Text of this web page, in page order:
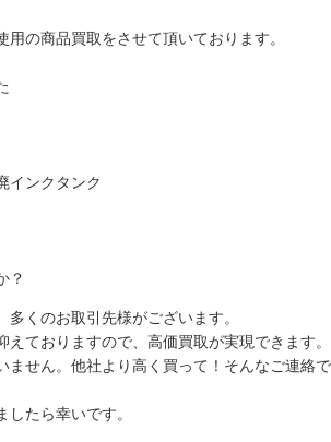
用の商品買取をさせて頂いております。
インクタンク
？
くのお取引先様がございます。
えておりますので、高価買取が実現できます。
ません。他社より高く買って！そんなご連絡で
たら幸いです。